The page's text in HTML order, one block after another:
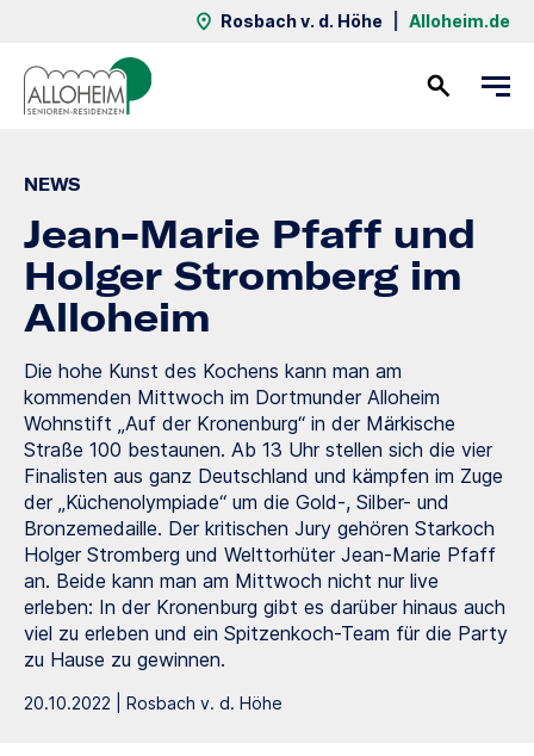
Rosbach v. d. Höhe Alloheim.de
NEWS
Jean-Marie Pfaff und
Holger Stromberg im
Alloheim
Die hohe Kunst des Kochens kann man am
kommenden Mittwoch im Dortmunder Alloheim
Wohnstift „Auf der Kronenburg“ in der Märkische
Straße 100 bestaunen. Ab 13 Uhr stellen sich die vier
Finalisten aus ganz Deutschland und kämpfen im Zuge
der „Küchenolympiade“ um die Gold-, Silber- und
Bronzemedaille. Der kritischen Jury gehören Starkoch
Holger Stromberg und Welttorhüter Jean-Marie Pfaff
an. Beide kann man am Mittwoch nicht nur live
erleben: In der Kronenburg gibt es darüber hinaus auch
viel zu erleben und ein Spitzenkoch-Team für die Party
zu Hause zu gewinnen.
20.10.2022 | Rosbach v. d. Höhe